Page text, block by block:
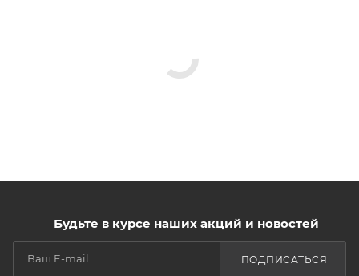
Будьте в курсе наших акций и новостей
ПОДПИСАТЬСЯ